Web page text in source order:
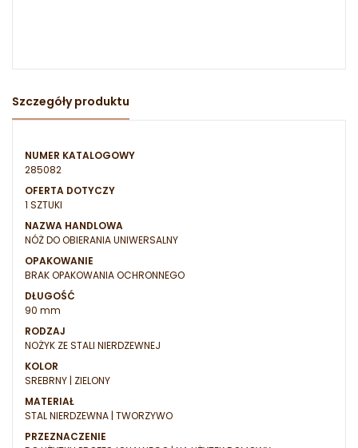
Szczegóły produktu
NUMER KATALOGOWY
285082
OFERTA DOTYCZY
1 SZTUKI
NAZWA HANDLOWA
NÓŻ DO OBIERANIA UNIWERSALNY
OPAKOWANIE
BRAK OPAKOWANIA OCHRONNEGO
DŁUGOŚĆ
90 mm
RODZAJ
NOŻYK ZE STALI NIERDZEWNEJ
KOLOR
SREBRNY | ZIELONY
MATERIAŁ
STAL NIERDZEWNA | TWORZYWO
PRZEZNACZENIE